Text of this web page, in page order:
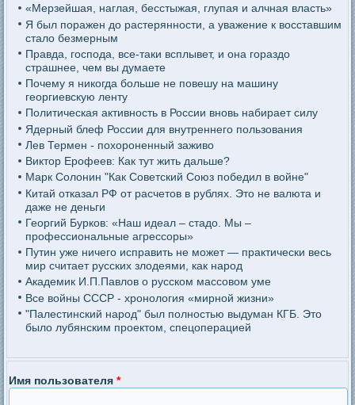
«Мерзейшая, наглая, бесстыжая, глупая и алчная власть»
Я был поражен до растерянности, а уважение к восставшим
стало безмерным
Правда, господа, все-таки всплывет, и она гораздо
страшнее, чем вы думаете
Почему я никогда больше не повешу на машину
георгиевскую ленту
Политическая активность в России вновь набирает силу
Ядерный блеф России для внутреннего пользования
Лев Термен - похороненный заживо
Виктор Ерофеев: Как тут жить дальше?
Марк Солонин "Как Советский Союз победил в войне"
Китай отказал РФ от расчетов в рублях. Это не валюта и
даже не деньги
Георгий Бурков: «Наш идеал – стадо. Мы –
профессиональные агрессоры»
Путин уже ничего исправить не может — практически весь
мир считает русских злодеями, как народ
Академик И.П.Павлов о русском массовом уме
Все войны СССР - хронология «мирной жизни»
"Палестинский народ" был полностью выдуман КГБ. Это
было лубянским проектом, спецоперацией
Имя пользователя*